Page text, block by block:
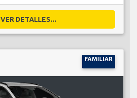
VER DETALLES...
FAMILIAR